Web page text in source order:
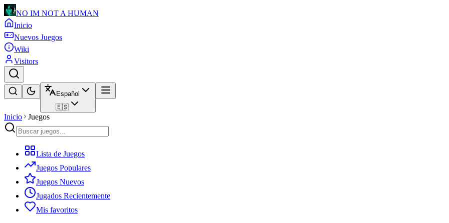
NO IM NOT A HUMAN
Inicio
Nuevos Juegos
Wiki
Visitors
Español
🇪🇸
Inicio Juegos
Lista de Juegos
Juegos Populares
Juegos Nuevos
Jugados Recientemente
Mis favoritos